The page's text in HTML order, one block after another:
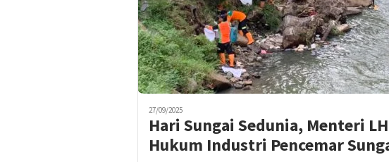
27/09/2025
Hari Sungai Sedunia, Menteri
Hukum Industri Pencemar